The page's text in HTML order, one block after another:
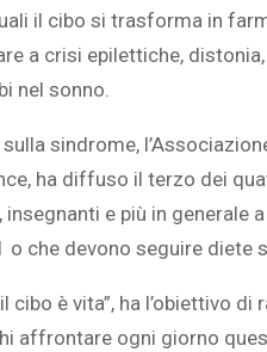
il cibo si trasforma in
a crisi epilettiche,
nel sonno.
sindrome,
ha diffuso il terzo dei
e più in generale
che devono seguire diete
è vita”, ha l’obiettivo
affrontare ogni giorno